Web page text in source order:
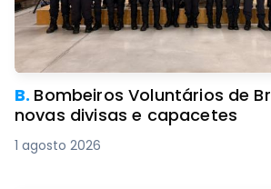
B. Bombeiros Voluntários de
novas divisas e capacetes
1 agosto 2026